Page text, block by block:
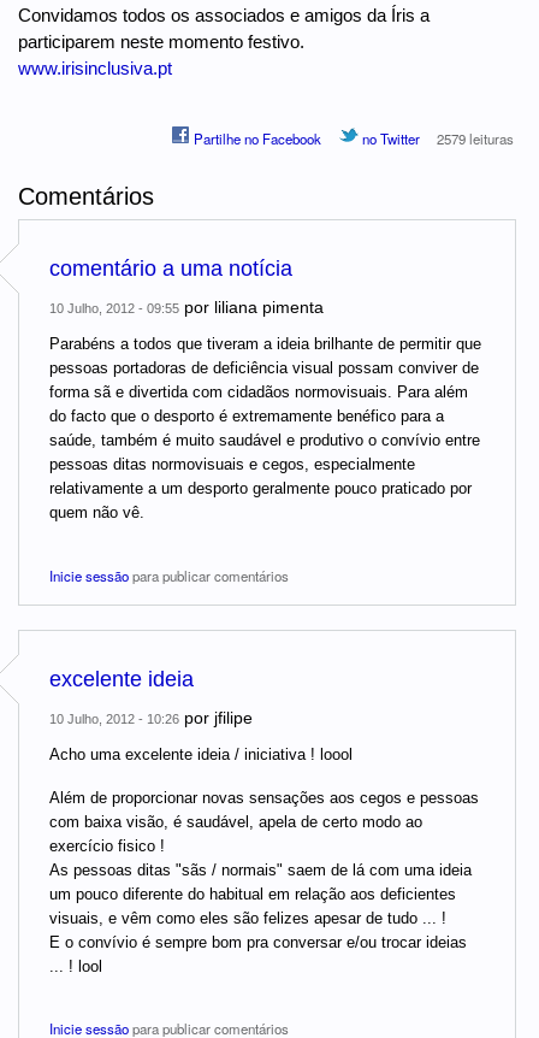
Convidamos todos os associados e amigos da Íris a
participarem neste momento festivo.
www.irisinclusiva.pt
Partilhe no Facebook no Twitter 2579 leituras
Comentários
comentário a uma notícia
10 Julho, 2012 - 09:55 por liliana pimenta
Parabéns a todos que tiveram a ideia brilhante de permitir que
pessoas portadoras de deficiência visual possam conviver de
forma sã e divertida com cidadãos normovisuais. Para além
do facto que o desporto é extremamente benéfico para a
saúde, também é muito saudável e produtivo o convívio entre
pessoas ditas normovisuais e cegos, especialmente
relativamente a um desporto geralmente pouco praticado por
quem não vê.
Inicie sessãopara publicar comentários
excelente ideia
10 Julho, 2012 - 10:26 por jfilipe
Acho uma excelente ideia / iniciativa ! loool
Além de proporcionar novas sensações aos cegos e pessoas
com baixa visão, é saudável, apela de certo modo ao
exercício fisico !
As pessoas ditas "sãs / normais" saem de lá com uma ideia
um pouco diferente do habitual em relação aos deficientes
visuais, e vêm como eles são felizes apesar de tudo ... !
E o convívio é sempre bom pra conversar e/ou trocar ideias
... ! lool
Inicie sessãopara publicar comentários